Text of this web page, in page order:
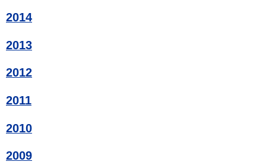
2014
2013
2012
2011
2010
2009